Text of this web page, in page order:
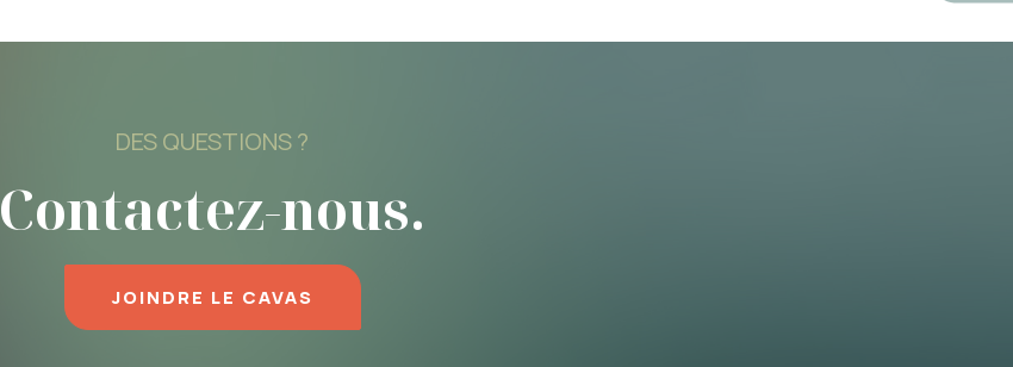
DES QUESTIONS ?
Contactez-nous.
JOINDRE LE CAVAS